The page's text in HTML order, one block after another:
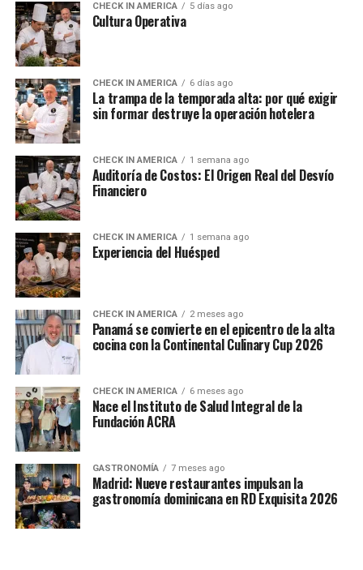
CHECK IN AMERICA 5 días ago
Cultura Operativa
CHECK IN AMERICA 6 días ago
La trampa de la temporada alta: por qué exigir
sin formar destruye la operación hotelera
CHECK IN AMERICA 1 semana ago
Auditoría de Costos: El Origen Real del Desvío
Financiero
CHECK IN AMERICA 1 semana ago
Experiencia del Huésped
CHECK IN AMERICA 2 meses ago
Panamá se convierte en el epicentro de la alta
cocina con la Continental Culinary Cup 2026
CHECK IN AMERICA 6 meses ago
Nace el Instituto de Salud Integral de la
Fundación ACRA
GASTRONOMÍA 7 meses ago
Madrid: Nueve restaurantes impulsan la
gastronomía dominicana en RD Exquisita 2026